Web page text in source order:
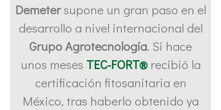
Demetersupone un gran paso en el
desarrollo a nivel internacional del
Grupo Agrotecnología. Si hace
unos meses TEC-FORT® recibió la
certificación fitosanitaria en
México, tras haberlo obtenido ya